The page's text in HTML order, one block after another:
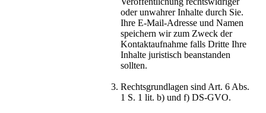
oder unwahrer Inhalte durch Sie.
Ihre E-Mail-Adresse und Namen
speichern wir zum Zweck der
Kontaktaufnahme falls Dritte Ihre
Inhalte juristisch beanstanden
sollten.
Rechtsgrundlagen sind Art. 6 Abs.
1 S. 1 lit. b) und f) DS-GVO.